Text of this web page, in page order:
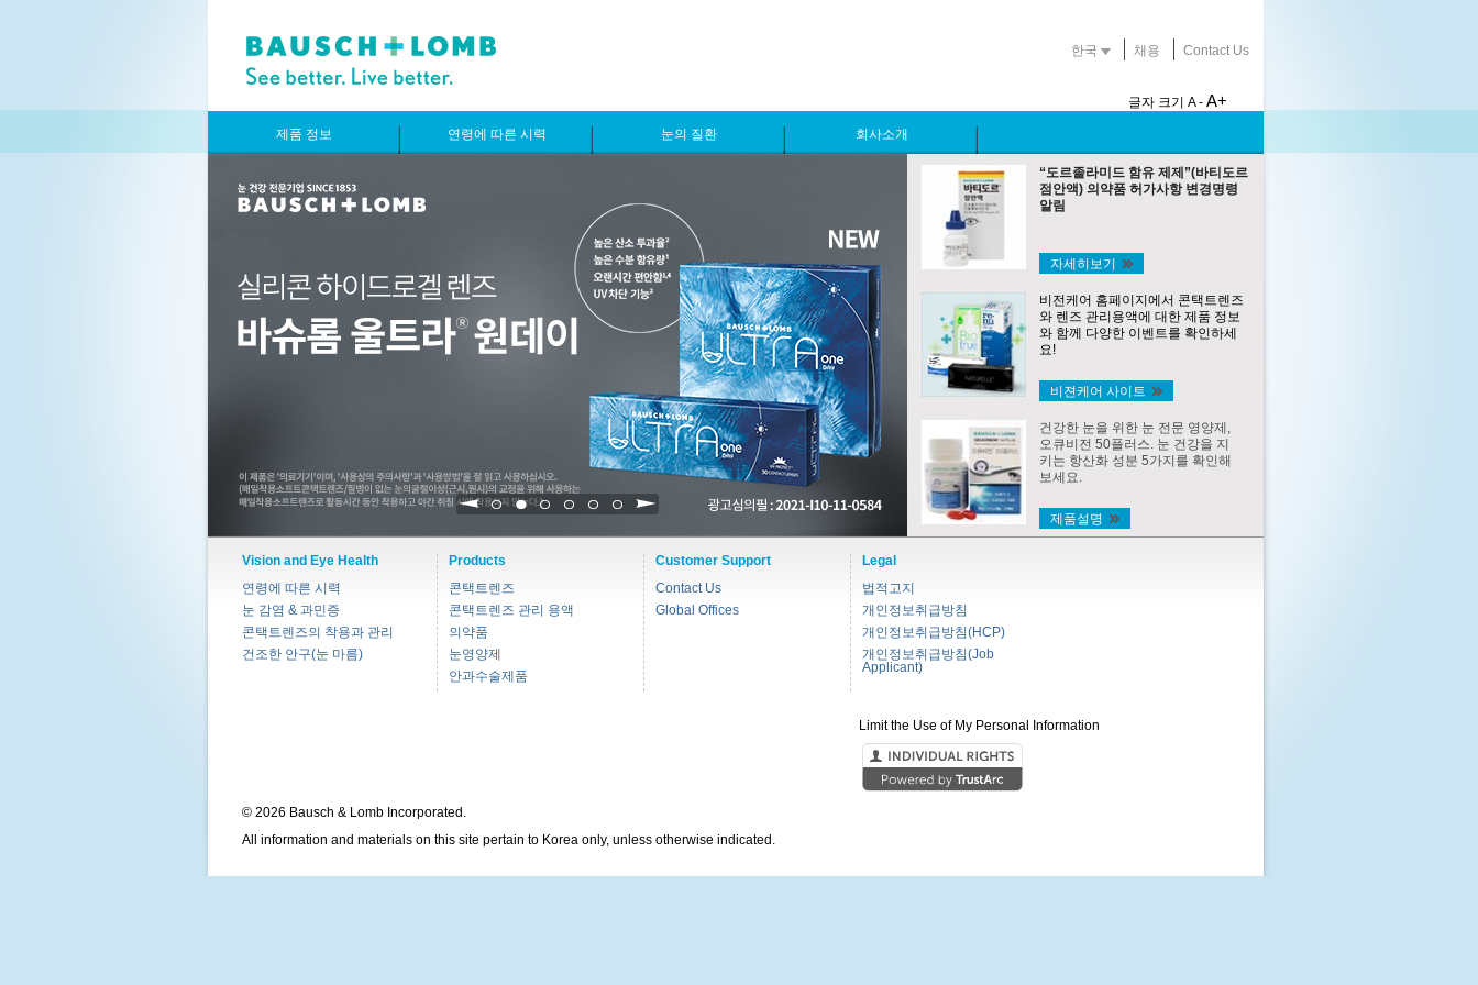
한국 채용 Contact Us
글자 크기 A - A+
제품 정보 연령에 따른 시력 눈의 질환 회사소개
1 2 3 4 5 6
“도르졸라미드 함유 제제”(바티도르
점안액) 의약품 허가사항 변경명령
알림
자세히보기
비전케어 홈페이지에서 콘택트렌즈
와 렌즈 관리용액에 대한 제품 정보
와 함께 다양한 이벤트를 확인하세
요!
비젼케어 사이트
건강한 눈을 위한 눈 전문 영양제,
오큐비전 50플러스. 눈 건강을 지
키는 항산화 성분 5가지를 확인해
보세요.
제품설명
Vision and Eye Health
연령에 따른 시력
눈 감염 & 과민증
콘택트렌즈의 착용과 관리
건조한 안구(눈 마름)
Products
콘택트렌즈
콘택트렌즈 관리 용액
의약품
눈영양제
안과수술제품
Customer Support
Contact Us
Global Offices
Legal
법적고지
개인정보취급방침
개인정보취급방침(HCP)
개인정보취급방침(Job
Applicant)
Limit the Use of My Personal Information
© 2026 Bausch & Lomb Incorporated.
All information and materials on this site pertain to Korea only, unless otherwise indicated.